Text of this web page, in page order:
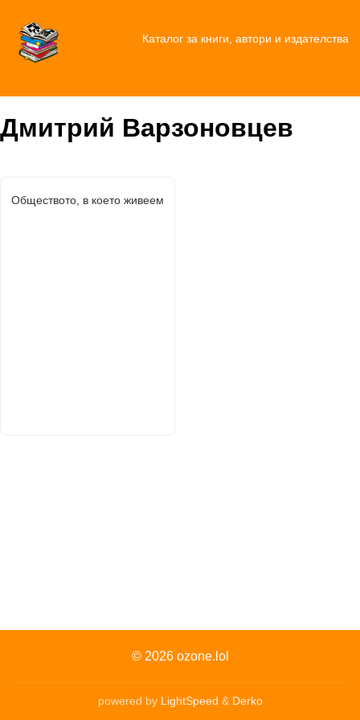
Каталог за книги, автори и издателства
Дмитрий Варзоновцев
Обществото, в което живеем
© 2026 ozone.lol
powered by LightSpeed & Derko